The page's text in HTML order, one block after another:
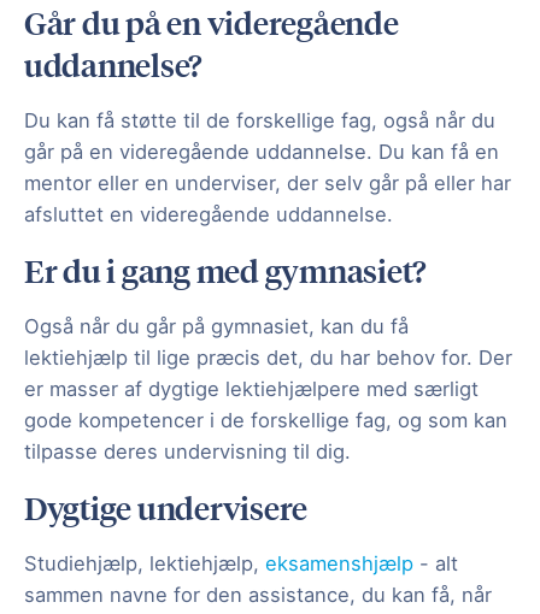
Går du på en videregående
uddannelse?
Du kan få støtte til de forskellige fag, også når du
går på en videregående uddannelse. Du kan få en
mentor eller en underviser, der selv går på eller har
afsluttet en videregående uddannelse.
Er du i gang med gymnasiet?
Også når du går på gymnasiet, kan du få
lektiehjælp til lige præcis det, du har behov for. Der
er masser af dygtige lektiehjælpere med særligt
gode kompetencer i de forskellige fag, og som kan
tilpasse deres undervisning til dig.
Dygtige undervisere
Studiehjælp, lektiehjælp, eksamenshjælp - alt
sammen navne for den assistance, du kan få, når